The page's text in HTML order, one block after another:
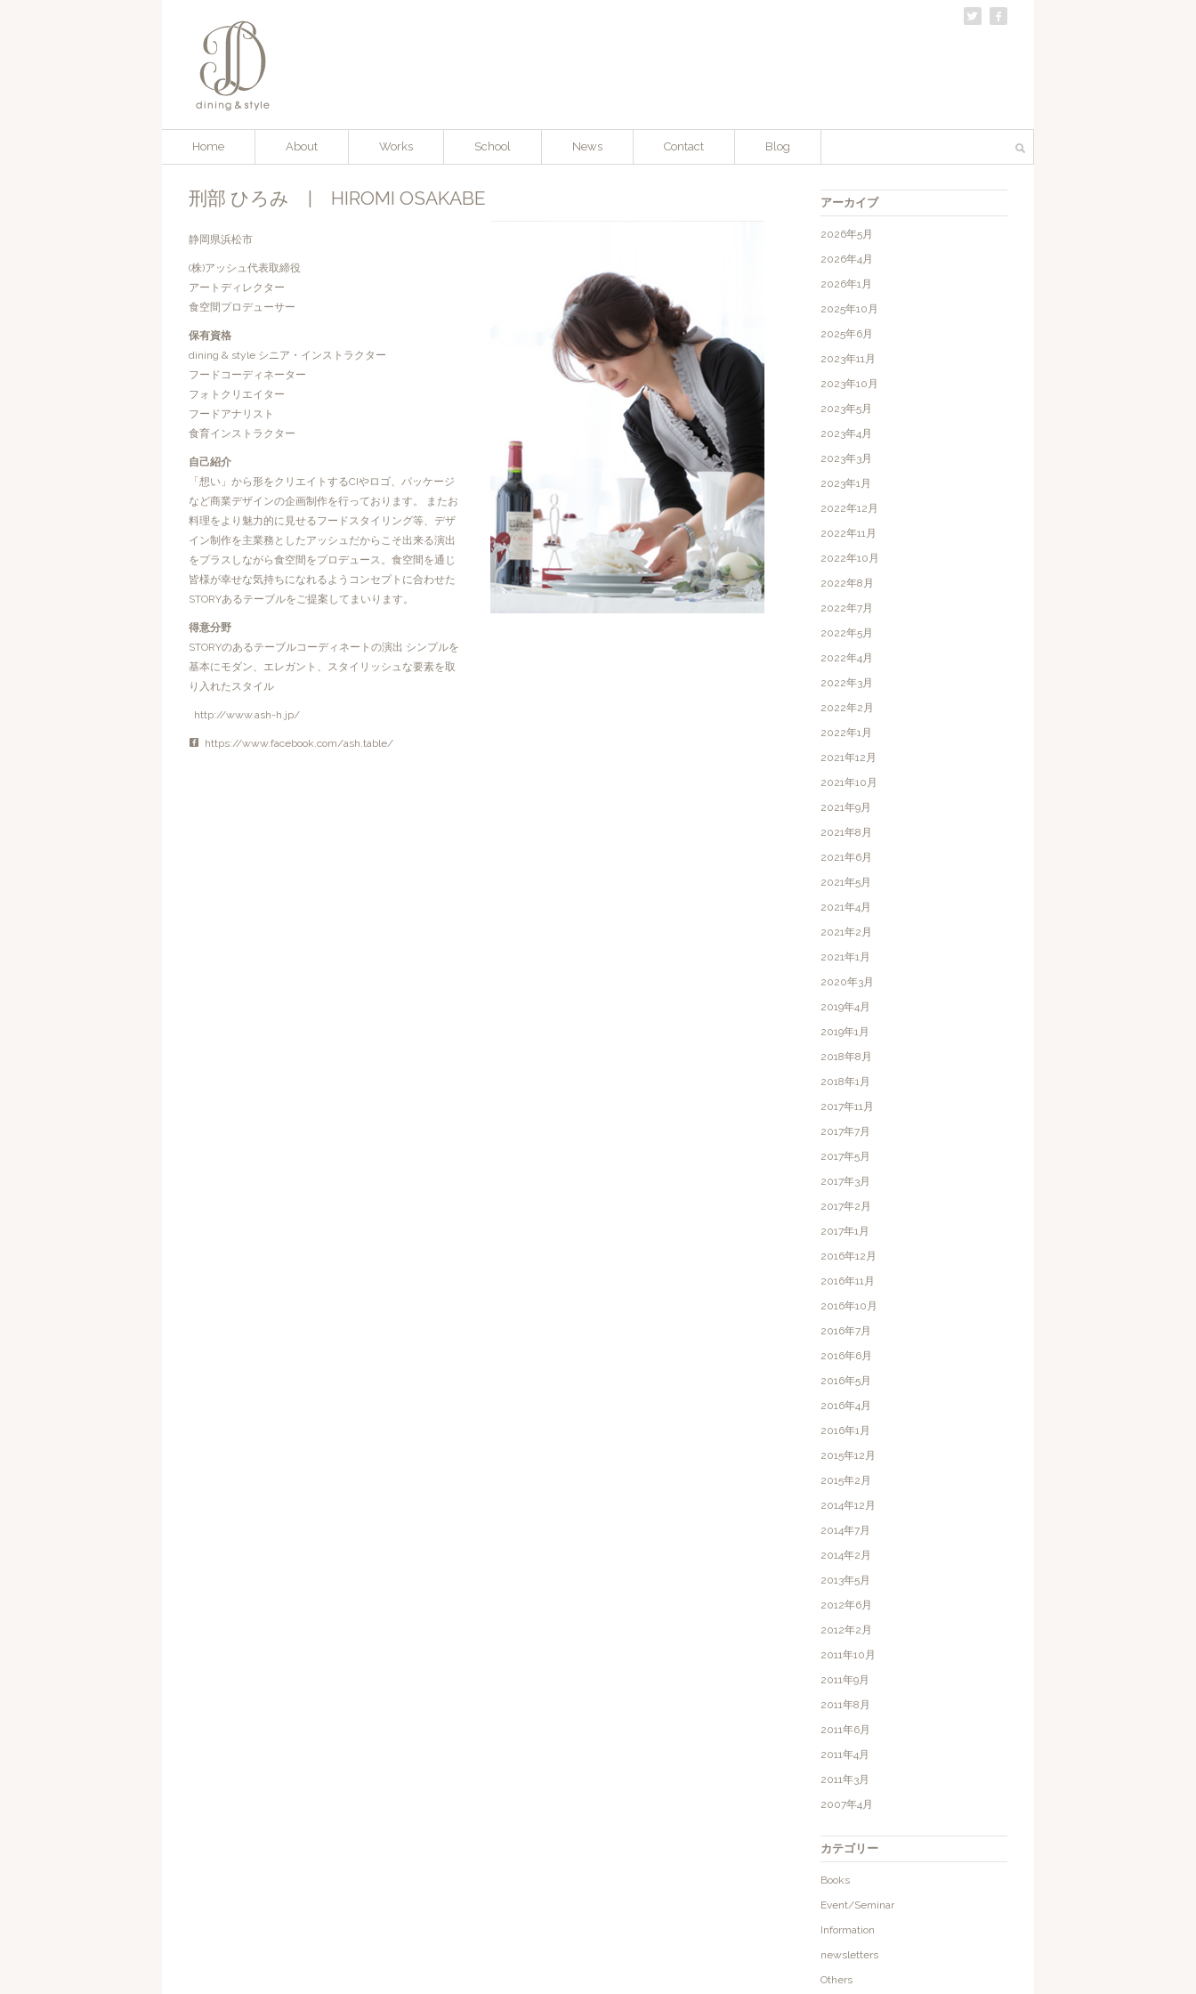
Home About Works School News Contact Blog
刑部 ひろみ | HIROMI OSAKABE
静岡県浜松市
(株)アッシュ代表取締役
アートディレクター
食空間プロデューサー
保有資格
dining & style シニア・インストラクター
フードコーディネーター
フォトクリエイター
フードアナリスト
食育インストラクター
自己紹介
「想い」から形をクリエイトするCIやロゴ、パッケージ
など商業デザインの企画制作を行っております。 またお
料理をより魅力的に見せるフードスタイリング等、デザ
イン制作を主業務としたアッシュだからこそ出来る演出
をプラスしながら食空間をプロデュース。食空間を通じ
皆様が幸せな気持ちになれるようコンセプトに合わせた
STORYあるテーブルをご提案してまいります。
得意分野
STORYのあるテーブルコーディネートの演出 シンプルを
基本にモダン、エレガント、スタイリッシュな要素を取
り入れたスタイル
http://www.ash-h.jp/
https://www.facebook.com/ash.table/
アーカイブ
2026年5月
2026年4月
2026年1月
2025年10月
2025年6月
2023年11月
2023年10月
2023年5月
2023年4月
2023年3月
2023年1月
2022年12月
2022年11月
2022年10月
2022年8月
2022年7月
2022年5月
2022年4月
2022年3月
2022年2月
2022年1月
2021年12月
2021年10月
2021年9月
2021年8月
2021年6月
2021年5月
2021年4月
2021年2月
2021年1月
2020年3月
2019年4月
2019年1月
2018年8月
2018年1月
2017年11月
2017年7月
2017年5月
2017年3月
2017年2月
2017年1月
2016年12月
2016年11月
2016年10月
2016年7月
2016年6月
2016年5月
2016年4月
2016年1月
2015年12月
2015年2月
2014年12月
2014年7月
2014年2月
2013年5月
2012年6月
2012年2月
2011年10月
2011年9月
2011年8月
2011年6月
2011年4月
2011年3月
2007年4月
カテゴリー
Books
Event/Seminar
Information
newsletters
Others